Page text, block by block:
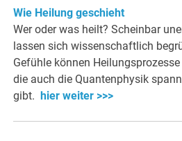
Wie Heilung geschieht
Wer oder was heilt? Scheinbar
lassen sich wissenschaftlich
Gefühle können
die auch die Quantenphysik
gibt.
hier weiter >>>